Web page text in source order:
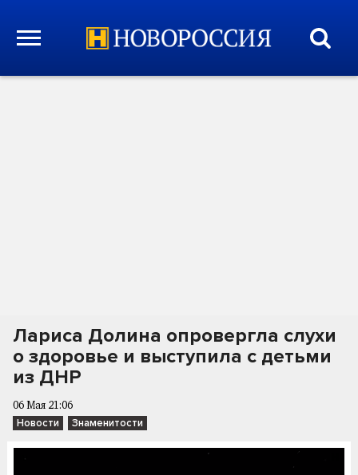
Лариса Долина опровергла слухи
о здоровье и выступила с детьми
из ДНР
06 Мая 21:06
Новости Знаменитости